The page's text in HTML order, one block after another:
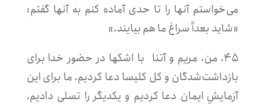
می‌خواستم آنها را تا حدی آماده کنم به آنها گفتم:
«شاید بعداً سراغ ما هم بیایند.»
۴۵. من، مریم و آتنا با اشکها در حضور خدا برای
بازداشت‌شدگان و کل کلیسا دعا کردیم. ما برای این
آزمایشِ ایمان دعا کردیم و یکدیگر را تسلی دادیم.